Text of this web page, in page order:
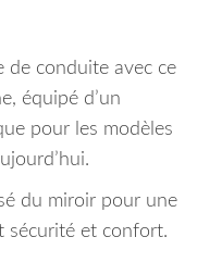
de conduite avec ce
équipé d’un
pour les modèles
du miroir pour une
sécurité et confort.